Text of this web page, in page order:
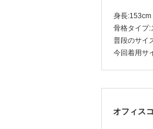
身長:153cm
骨格タイプ:
普段のサイ
今回着用サ
オフィス